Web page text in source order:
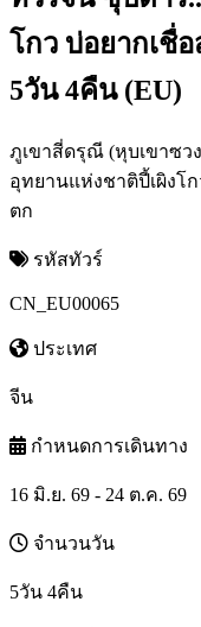
โกว บ่อยากเชื่
5วัน 4คืน (EU)
ภูเขาสี่ดรุณี (หุบเขาซว
อุทยานแห่งชาติปี้เผิงโ
ตก
รหัสทัวร์
CN_EU00065
ประเทศ
จีน
กำหนดการเดินทาง
16 มิ.ย. 69 - 24 ต.ค. 69
จำนวนวัน
5วัน 4คืน